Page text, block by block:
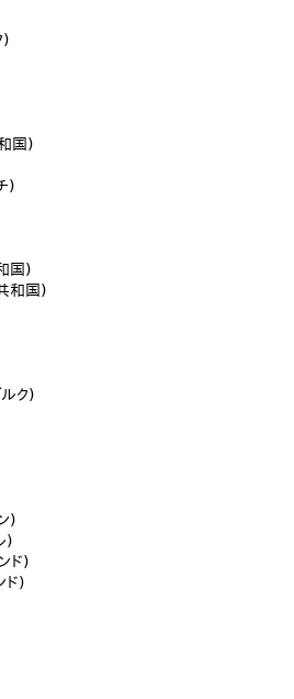
)
国)
)
国)
和国)
ク)
)
)
ド)
ド)